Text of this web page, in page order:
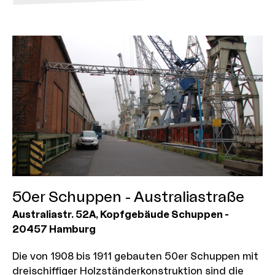
50er Schuppen - Australiastraße
Australiastr. 52A, Kopfgebäude Schuppen -
20457 Hamburg
Die von 1908 bis 1911 gebauten 50er Schuppen mit
dreischiffiger Holzständerkonstruktion sind die